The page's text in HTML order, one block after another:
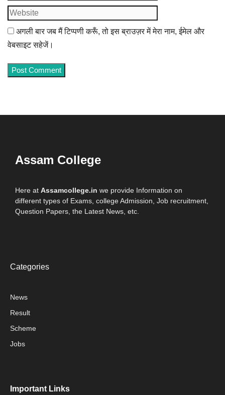
अगली बार जब मैं टिप्पणी करूँ, तो इस ब्राउज़र में मेरा नाम, ईमेल और
वेबसाइट सहेजें।
Assam College
Here at Assamcollege.in we provide Information on
different types of Exams, college Admission, Job recruitment,
Question Papers, the Latest News, etc.
Categories
News
Result
Scheme
Jobs
Important Links